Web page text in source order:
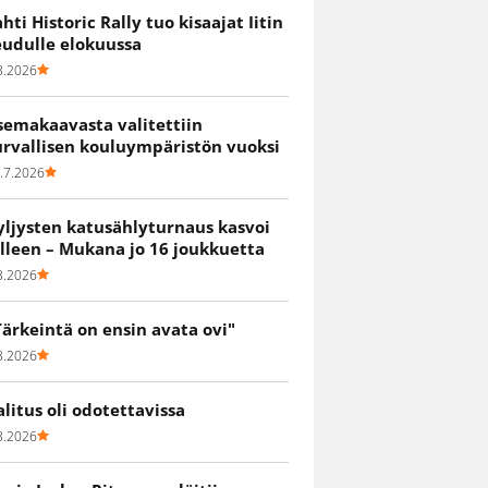
Historic Rally tuo kisaajat Iitin
elokuussa
valitettiin
kouluympäristön vuoksi
katusählyturnaus kasvoi
– Mukana jo 16 joukkuetta
on ensin avata ovi"
oli odotettavissa